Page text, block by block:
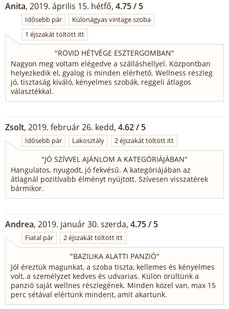
Anita, 2019. április 15. hétfő, 4.75 / 5
Idősebb pár
Különágyas vintage szoba
1 éjszakát töltött itt
"RÖVID HÉTVÉGE ESZTERGOMBAN"
Nagyon meg voltam elégedve a szálláshellyel. Központban
helyezkedik el, gyalog is minden elérhető. Wellness részleg
jó, tisztaság kiváló, kényelmes szobák, reggeli átlagos
választékkal.
Zsolt, 2019. február 26. kedd, 4.62 / 5
Idősebb pár Lakosztály 2 éjszakát töltött itt
"JÓ SZÍVVEL AJÁNLOM A KATEGÓRIÁJÁBAN"
Hangulatos, nyugodt, jó fekvésű. A kategóriájában az
átlagnál pozitívabb élményt nyújtott. Szívesen visszatérek
bármikor.
Andrea, 2019. január 30. szerda, 4.75 / 5
Fiatal pár 2 éjszakát töltött itt
"BAZILIKA ALATTI PANZIÓ"
Jól éreztük magunkat, a szoba tiszta, kellemes és kényelmes
volt, a személyzet kedves és udvarias. Külön örültünk a
panzió saját wellnes részlegének. Minden közel van, max 15
perc sétával elértünk mindent, amit akartunk.